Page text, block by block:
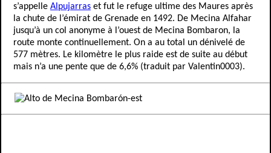
s’appelle Alpujarras et fut le refuge ultime des Maures après
la chute de l’émirat de Grenade en 1492. De Mecina Alfahar
jusqu’à un col anonyme à l’ouest de Mecina Bombaron, la
route monte continuellement. On a au total un dénivelé de
577 mètres. Le kilomètre le plus raide est de suite au début
mais n’a une pente que de 6,6% (traduit par Valentin0003).